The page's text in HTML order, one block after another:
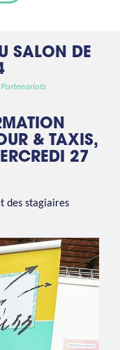
SALON DE
Partenariats
& TAXIS,
27
des stagiaires